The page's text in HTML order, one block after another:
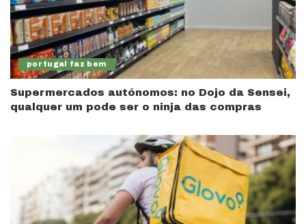
portugal faz bem
Supermercados autónomos: no Dojo da Sensei,
qualquer um pode ser o ninja das compras